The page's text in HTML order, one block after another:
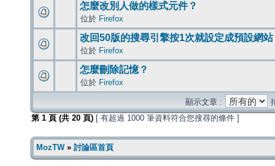
怎麼改別人做的樣式元件？
位於 Firefox
改回50版的搜尋引擎按1次就設定成預設網站
位於 Firefox
怎麼刪除記憶？
位於 Firefox
顯示文章 :
第 1 頁 (共 20 頁) [ 有超過 1000 筆資料符合您搜尋的條件 ]
MozTW» 討論區首頁